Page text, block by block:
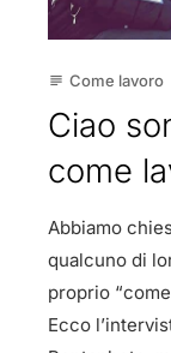
subject Come lavoro
Ciao
come
Abbiamo
qualcuno di
proprio
Ecco